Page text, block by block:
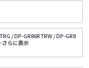
/DP-GR86RTRW /DP-GR8
さらに表⽰